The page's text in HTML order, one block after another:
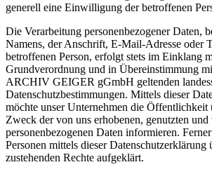
generell eine Einwilligung der betroffenen
Die Verarbeitung personenbezogener Daten,
Namens, der Anschrift, E-Mail-Adresse oder
betroffenen Person, erfolgt stets im Einklang
Grundverordnung und in Übereinstimmung
ARCHIV GEIGER gGmbH geltenden
Datenschutzbestimmungen. Mittels dieser
möchte unser Unternehmen die
Zweck der von uns erhobenen, genutzten und
personenbezogenen Daten informieren.
Personen mittels dieser Datenschutzerklärung
zustehenden Rechte aufgeklärt.